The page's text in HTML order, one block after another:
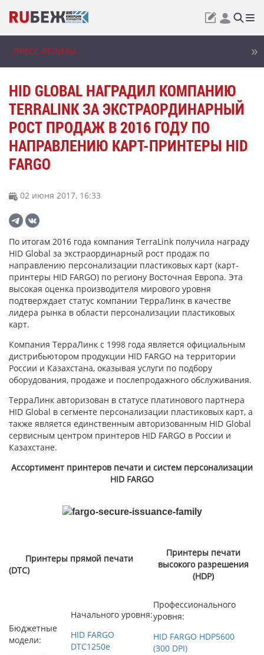
ПРЕСС-РЕЛИЗЫ
HID GLOBAL НАГРАДИЛ КОМПАНИЮ
TERRALINK ЗА ЭКСТРАОРДИНАРНЫЙ
РОСТ ПРОДАЖ В 2016 ГОДУ ПО
НАПРАВЛЕНИЮ КАРТ-ПРИНТЕРЫ HID
FARGO
02 июня 2017, 16:33
По итогам 2016 года компания TerraLink получила награду
HID Global за экстраординарный рост продаж по
направлению персонализации пластиковых карт (карт-
принтеры HID FARGO) по региону Восточная Европа. Эта
высокая оценка производителя мирового уровня
подтверждает статус компании ТерраЛинк в качестве
лидера рынка в области персонализации пластиковых
карт.
Компания ТерраЛинк с 1998 года является официальным
дистрибьютором продукции HID FARGO на территории
России и Казахстана, оказывая услуги по подбору
оборудования, продаже и послепродажного обслуживания.
ТерраЛинк авторизован в статусе платинового партнера
HID Global в сегменте персонализации пластиковых карт, а
также является единственным авторизованным HID Global
сервисным центром принтеров HID FARGO в России и
Казахстане.
Ассортимент принтеров печати и систем персонализации
HID FARGO
Принтеры прямой печати
(DTC)
Принтеры печати
высокого разрешения
(HDP)
Бюджетные
модели:
Начального уровня:
HID FARGO
DTC1250e
Профессионального
уровня:
HID FARGO HDP5600
(300 DPI)